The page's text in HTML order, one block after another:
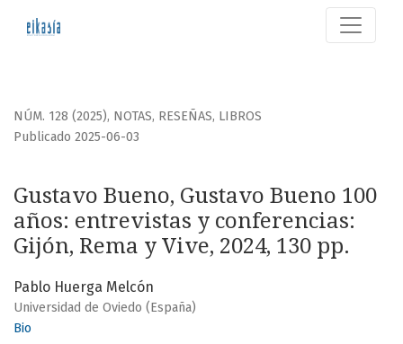
Gustavo Bueno, Gustavo Bueno 100 años: entrevistas y
NÚM. 128 (2025), NOTAS, RESEÑAS, LIBROS
Gustavo Bueno, Gustavo Bueno 100
años: entrevistas y conferencias:
Gijón, Rema y Vive, 2024, 130 pp.
Publicado 2025-06-03
Pablo Huerga Melcón
Universidad de Oviedo (España)
Bio